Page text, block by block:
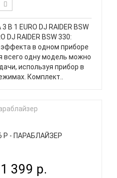
1 EURO DJ RAIDER BSW
DJ RAIDER BSW 330:
в одном приборе
всего одну модель можно
используя прибор в
Комплект..
P - ПАРАБЛАЙЗЕР
399 р.